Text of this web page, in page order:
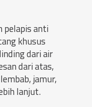
pelapis anti
khusus
dari air
dari atas,
jamur,
lanjut.